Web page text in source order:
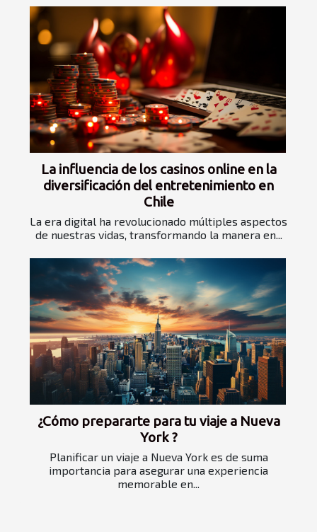
La influencia de los casinos online en la
diversificación del entretenimiento en
Chile
La era digital ha revolucionado múltiples aspectos
de nuestras vidas, transformando la manera en...
¿Cómo prepararte para tu viaje a Nueva
York ?
Planificar un viaje a Nueva York es de suma
importancia para asegurar una experiencia
memorable en...